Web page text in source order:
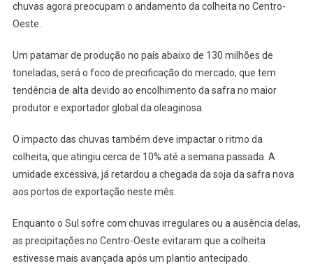
chuvas agora preocupam o andamento da colheita no Centro-
Oeste.
Um patamar de produção no país abaixo de 130 milhões de
toneladas, será o foco de precificação do mercado, que tem
tendência de alta devido ao encolhimento da safra no maior
produtor e exportador global da oleaginosa.
O impacto das chuvas também deve impactar o ritmo da
colheita, que atingiu cerca de 10% até a semana passada. A
umidade excessiva, já retardou a chegada da soja da safra nova
aos portos de exportação neste mês.
Enquanto o Sul sofre com chuvas irregulares ou a ausência delas,
as precipitações no Centro-Oeste evitaram que a colheita
estivesse mais avançada após um plantio antecipado.